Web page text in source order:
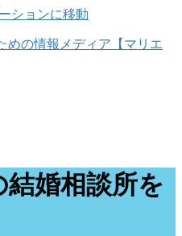
ションに移動
婚相談所を